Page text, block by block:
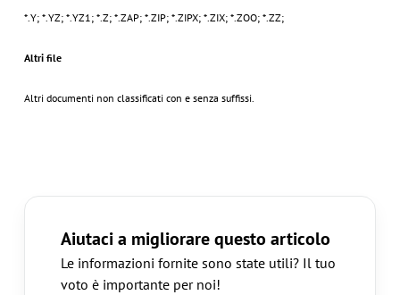
*.Y; *.YZ; *.YZ1; *.Z; *.ZAP; *.ZIP; *.ZIPX; *.ZIX; *.ZOO; *.ZZ;
Altri file
Altri documenti non classificati con e senza suffissi.
Aiutaci a migliorare questo articolo
Le informazioni fornite sono state utili? Il tuo
voto è importante per noi!